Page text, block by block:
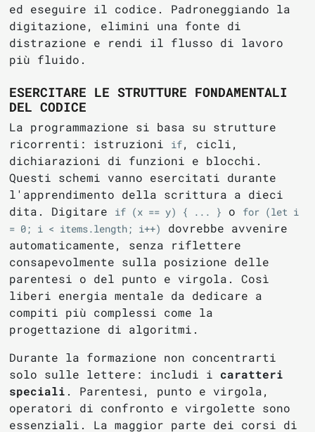
ed eseguire il codice. Padroneggiando la
digitazione, elimini una fonte di
distrazione e rendi il flusso di lavoro
più fluido.
ESERCITARE LE STRUTTURE FONDAMENTALI
DEL CODICE
La programmazione si basa su strutture
ricorrenti: istruzioni if, cicli,
dichiarazioni di funzioni e blocchi.
Questi schemi vanno esercitati durante
l'apprendimento della scrittura a dieci
dita. Digitare if (x == y) { ... } o for (let i
= 0; i < items.length; i++)
dovrebbe avvenire
automaticamente, senza riflettere
consapevolmente sulla posizione delle
parentesi o del punto e virgola. Così
liberi energia mentale da dedicare a
compiti più complessi come la
progettazione di algoritmi.
Durante la formazione non concentrarti
solo sulle lettere: includi i caratteri
speciali . Parentesi, punto e virgola,
operatori di confronto e virgolette sono
essenziali. La maggior parte dei corsi di